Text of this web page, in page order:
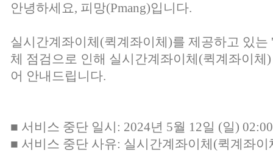
안녕하세요, 피망(Pmang)입니다.
실시간계좌이체(퀵계좌이체)를 제공하고 있
체 점검으로 인해 실시간계좌이체(퀵계좌이
어 안내드립니다.
■ 서비스 중단 일시: 2024년 5월 12일 (일)
■ 서비스 중단 사유: 실시간계좌이체(퀵계좌